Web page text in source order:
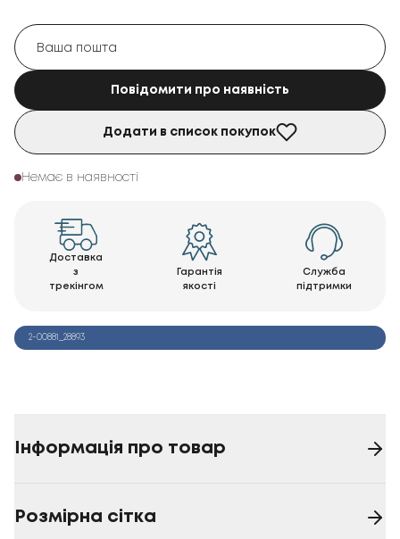
Повідомити про наявність
Додати в список покупок
Немає в наявності
Доставка
з
трекінгом
Гарантія
якості
Служба
підтримки
2-00881_28893
Інформація про товар
Розмірна сітка